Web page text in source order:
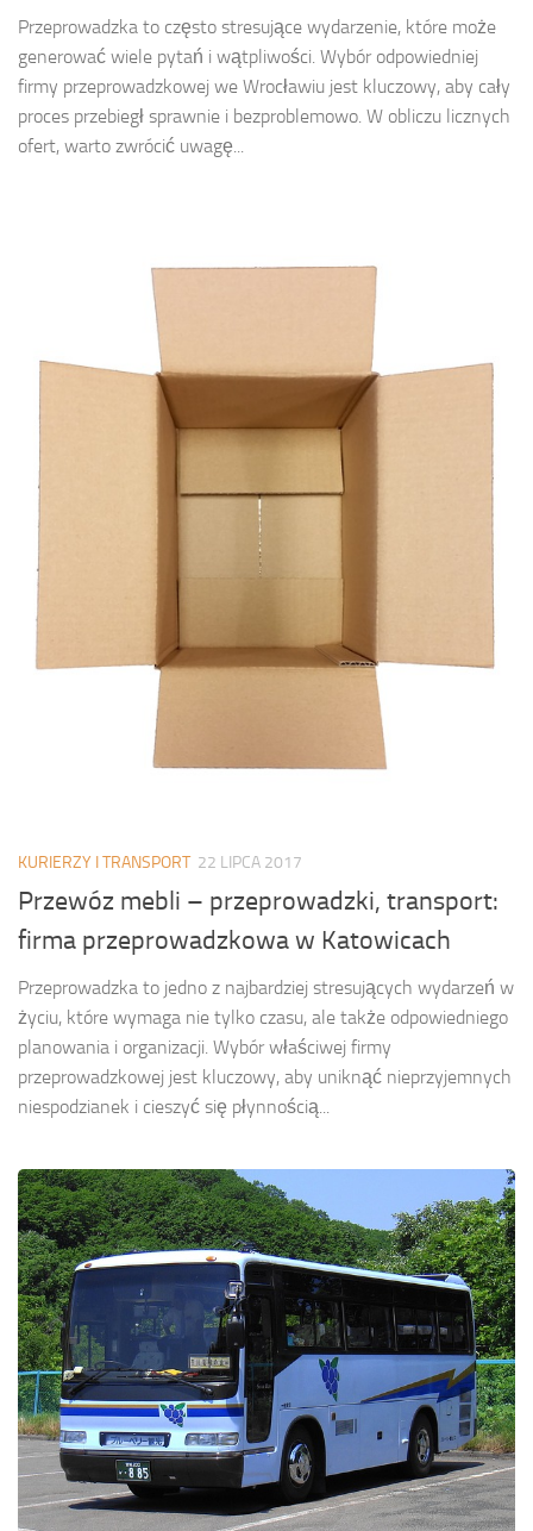
Przeprowadzka to często stresujące wydarzenie, które może
generować wiele pytań i wątpliwości. Wybór odpowiedniej
firmy przeprowadzkowej we Wrocławiu jest kluczowy, aby cały
proces przebiegł sprawnie i bezproblemowo. W obliczu licznych
ofert, warto zwrócić uwagę...
KURIERZY I TRANSPORT 22 LIPCA 2017
Przewóz mebli – przeprowadzki, transport:
firma przeprowadzkowa w Katowicach
Przeprowadzka to jedno z najbardziej stresujących wydarzeń w
życiu, które wymaga nie tylko czasu, ale także odpowiedniego
planowania i organizacji. Wybór właściwej firmy
przeprowadzkowej jest kluczowy, aby uniknąć nieprzyjemnych
niespodzianek i cieszyć się płynnością...